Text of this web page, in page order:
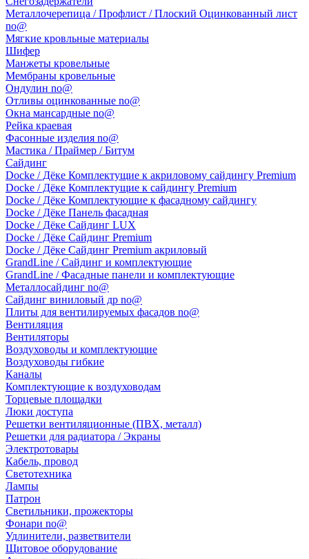
Металлочерепица / Профлист / Плоский Оцинкованный лист
no@
Мягкие кровльные материалы
Шифер
Манжеты кровельные
Мембраны кровельные
Ондулин no@
Отливы оцинкованные no@
Окна мансардные no@
Рейка краевая
Фасонные изделия no@
Мастика / Праймер / Битум
Сайдинг
Docke / Дёке Комплектущие к акриловому сайдингу Premium
Docke / Дёке Комплектущие к сайдингу Premium
Docke / Дёке Комплектующие к фасадному сайдингу
Docke / Дёке Панель фасадная
Docke / Дёке Сайдинг LUX
Docke / Дёке Сайдинг Premium
Docke / Дёке Сайдинг Premium акриловый
GrandLine / Сайдинг и комплектующие
GrandLine / Фасадные панели и комплектующие
Металлосайдинг no@
Сайдинг виниловый др no@
Плиты для вентилируемых фасадов no@
Вентиляция
Вентиляторы
Воздуховоды и комплектующие
Воздуховоды гибкие
Каналы
Комплектующие к воздуховодам
Торцевые площадки
Люки доступа
Решетки вентиляционные (ПВХ, металл)
Решетки для радиатора / Экраны
Электротовары
Кабель, провод
Светотехника
Лампы
Патрон
Светильники, прожекторы
Фонари no@
Удлинители, разветвители
Щитовое оборудование